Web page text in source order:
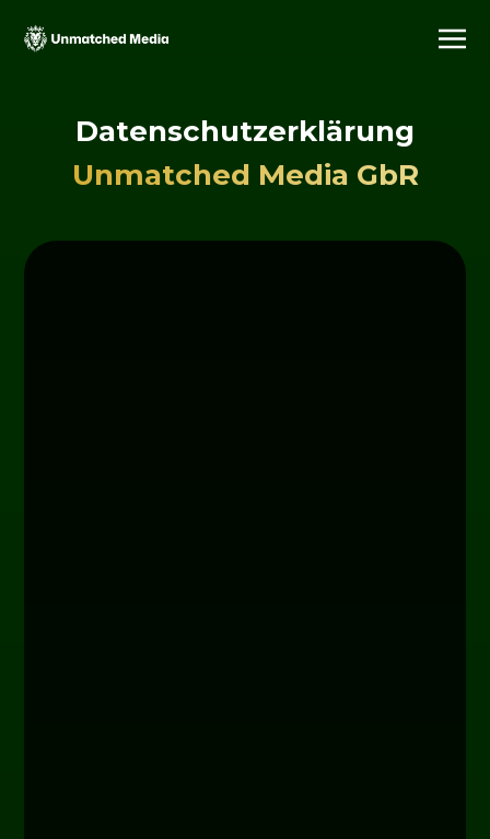
Datenschutzerklärung
Unmatched Media GbR